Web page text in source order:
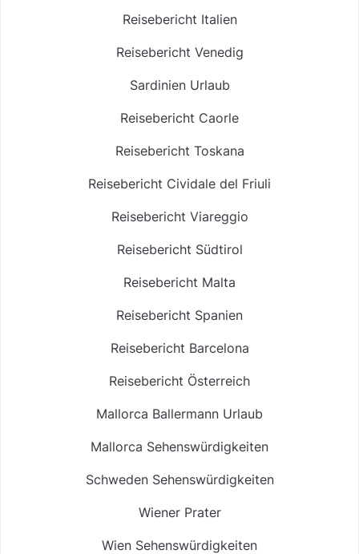
Reisebericht Italien
Reisebericht Venedig
Sardinien Urlaub
Reisebericht Caorle
Reisebericht Toskana
Reisebericht Cividale del Friuli
Reisebericht Viareggio
Reisebericht Südtirol
Reisebericht Malta
Reisebericht Spanien
Reisebericht Barcelona
Reisebericht Österreich
Mallorca Ballermann Urlaub
Mallorca Sehenswürdigkeiten
Schweden Sehenswürdigkeiten
Wiener Prater
Wien Sehenswürdigkeiten